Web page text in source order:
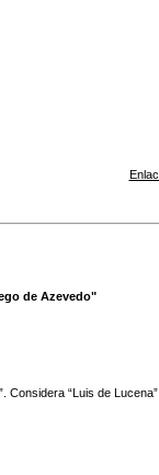
de Azevedo"
Considera “Luis de